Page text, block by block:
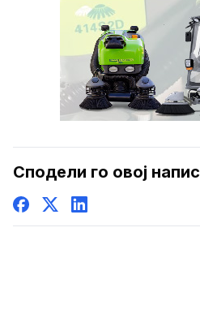
Сподели го овој напис